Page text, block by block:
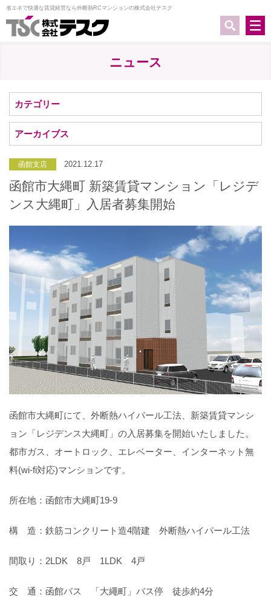
省エネで快適な賃貸経営なら外断熱RCマンションの株式会社テスク
ニュース
カテゴリー
アーカイブス
函館支店 2021.12.17
函館市大縄町 新築賃貸マンション「レジデ
ンス大縄町」入居者募集開始
函館市大縄町にて、外断熱ハイパール工法、新築賃貸マンシ
ョン「レジデンス大縄町」の入居募集を開始いたしました。
都市ガス、オートロック、エレベーター、インターネット無
料(wi-fi対応)マンションです。
所在地：函館市大縄町19-9
構 造：鉄筋コンクリート造4階建 外断熱ハイパール工法
間取り：2LDK 8戸 1LDK 4戸
交 通：函館バス 「大繩町」バス停 徒歩約4分